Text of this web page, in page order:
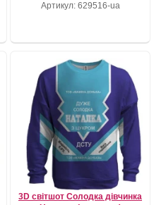
Артикул: 629516-ua
3D світшот Солодка дівчинка